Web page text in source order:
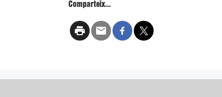
Comparteix...